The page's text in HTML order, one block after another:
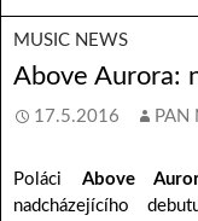
MUSIC NEWS
Above Aurora:
17.5.2016 PAN
Poláci Above
nadcházejícího